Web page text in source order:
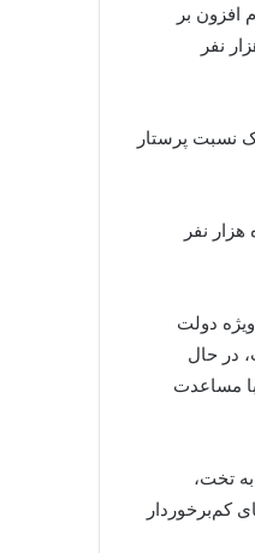
بر
نفر
نسبت پرستار
نفر
دولت
در حال
مساعدت
تخت،
کم‌برخوردار